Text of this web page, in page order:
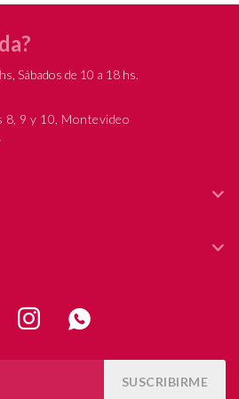
 
SUSCRIBIRME
Sábados de 10 a 18 hs.
8, 9 y 10, Montevideo